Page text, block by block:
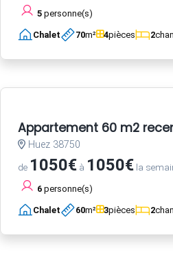
5 personne(s)
Chalet 70m² 4pièces 2
Appartement 60 m2
Huez 38750
de 1050€ à 1050€ la
6 personne(s)
Chalet 60m² 3pièces 2